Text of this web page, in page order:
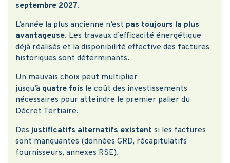
septembre 2027.
L’année la plus ancienne n’est pas toujours la plus
avantageuse. Les travaux d’efficacité énergétique
déjà réalisés et la disponibilité effective des factures
historiques sont déterminants.
Un mauvais choix peut multiplier
jusqu’à quatre fois le coût des investissements
nécessaires pour atteindre le premier palier du
Décret Tertiaire.
Desjustificatifs alternatifs existent si les factures
sont manquantes (données GRD, récapitulatifs
fournisseurs, annexes RSE).